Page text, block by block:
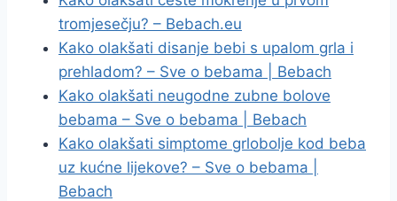
tromjesečju? – Bebach.eu
Kako olakšati disanje bebi s upalom grla i
prehladom? – Sve o bebama | Bebach
Kako olakšati neugodne zubne bolove
bebama – Sve o bebama | Bebach
Kako olakšati simptome grlobolje kod beba
uz kućne lijekove? – Sve o bebama |
Bebach